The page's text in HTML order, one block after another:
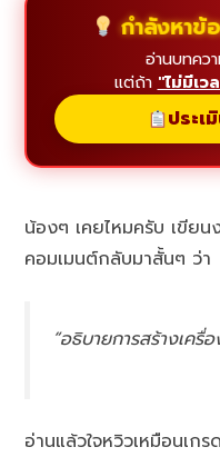
กำลังหาข้
อ่านบทคว
แต่ถ้า "ไม่มีเว
ประเ
น้องๆ เคยไหมครับ เขีย
คอมเมนต์กลับมาสั้นๆ ว่า
“อธิบายการสร้างเครื่
อ่านแล้วใจหวิวเหมือนเกร